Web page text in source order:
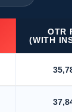
OTR
(WITH